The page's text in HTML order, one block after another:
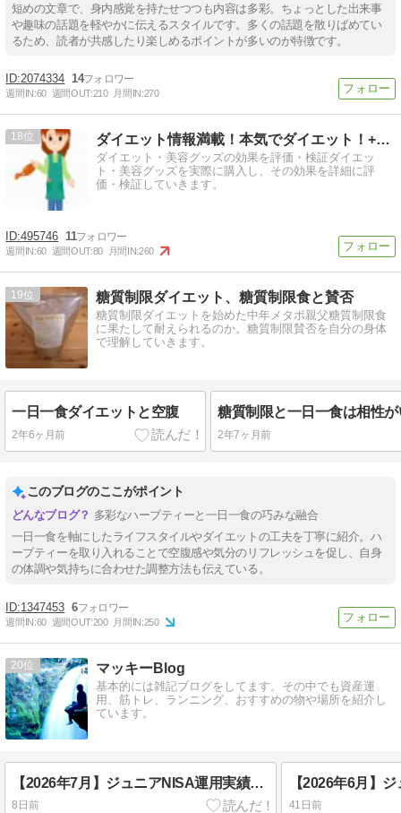
短めの文章で、身内感覚を持たせつつも内容は多彩。ちょっとした出来事
や趣味の話題を軽やかに伝えるスタイルです。多くの話題を散りばめてい
るため、読者が共感したり楽しめるポイントが多いのが特徴です。
2074334 14
週間IN:60 週間OUT:210 月間IN:270
18 ダイエット情報満載！本気でダイエット！+美容
ダイエット・美容グッズの効果を評価・検証ダイエッ
ト・美容グッズを実際に購入し、その効果を詳細に評
価・検証していきます。
495746 11
週間IN:60 週間OUT:80 月間IN:260
19 糖質制限ダイエット、糖質制限食と賛否
糖質制限ダイエットを始めた中年メタボ親父糖質制限食
に果たして耐えられるのか。糖質制限賛否を自分の身体
で理解していきます。
一日一食ダイエットと空腹
2年6ヶ月前 2年7ヶ月前
このブログのここがポイント
多彩なハーブティーと一日一食の巧みな融合
一日一食を軸にしたライフスタイルやダイエットの工夫を丁寧に紹介。ハ
ーブティーを取り入れることで空腹感や気分のリフレッシュを促し、自身
の体調や気持ちに合わせた調整方法も伝えている。
1347453 6
週間IN:60 週間OUT:200 月間IN:250
20 マッキーBlog
基本的には雑記ブログをしてます。その中でも資産運
用、筋トレ、ランニング、おすすめの物や場所を紹介し
ています。
【2026年7月】ジュニアNISA運用実績｜追加投資なしで放置した結果を38歳医療職が公開
8日前 41日前